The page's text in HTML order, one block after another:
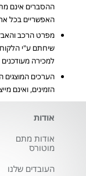
ההסברים אינם
האפשריים בכל
מפרט הרכב
שיחתם ע"י
למכירה
הערכים המוצגים
הזמינים, ואינם
אודות
אודות מתם
מוטורס
העובדים שלנו